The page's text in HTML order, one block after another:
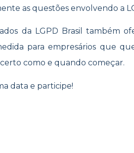
as questões envolvendo a
da LGPD Brasil também
para empresários que
como e quando começar.
data e participe!